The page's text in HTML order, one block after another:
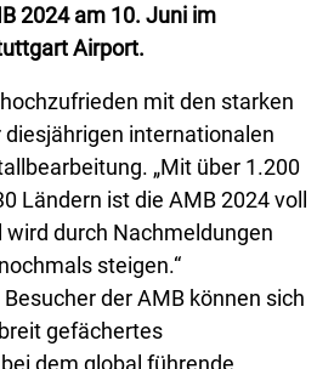
2024 am 10. Juni im
Airport.
mit den starken
internationalen
„Mit über 1.200
Ländern ist die AMB 2024 voll
wird durch Nachmeldungen
steigen.“
der AMB können sich
gefächertes
dem global führende